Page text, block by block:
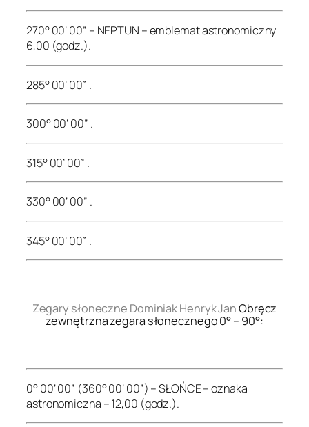
270° 00’ 00” – NEPTUN – emblemat astronomiczny
6,00 (godz.).
285° 00’ 00” .
300° 00’ 00” .
315° 00’ 00” .
330° 00’ 00” .
345° 00’ 00” .
Zegary słoneczne Dominiak Henryk JanObręcz
zewnętrzna zegara słonecznego 0° – 90°:
0° 00’ 00” (360° 00’ 00”) – SŁOŃCE – oznaka
astronomiczna – 12,00 (godz.).